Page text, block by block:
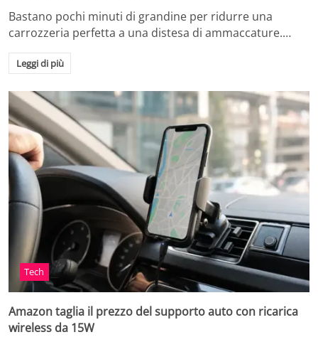
Bastano pochi minuti di grandine per ridurre una
carrozzeria perfetta a una distesa di ammaccature.…
Leggi di più
Tech
Amazon taglia il prezzo del supporto auto con ricarica
wireless da 15W